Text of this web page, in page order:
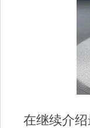
在继续介绍